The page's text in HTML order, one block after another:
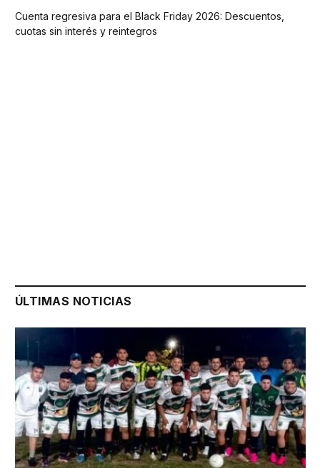
Cuenta regresiva para el Black Friday 2026: Descuentos,
cuotas sin interés y reintegros
ÚLTIMAS NOTICIAS